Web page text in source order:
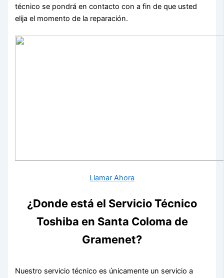
técnico se pondrá en contacto con a fin de que usted
elija el momento de la reparación.
Llamar Ahora
¿Donde está el Servicio Técnico
Toshiba en Santa Coloma de
Gramenet?
Nuestro servicio técnico es únicamente un servicio a